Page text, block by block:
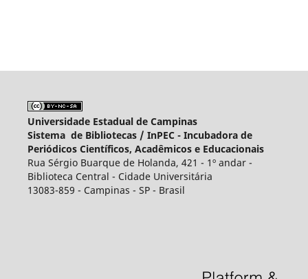
Universidade Estadual de Campinas
Sistema de Bibliotecas / InPEC - Incubadora de
Periódicos Científicos, Acadêmicos e Educacionais
Rua Sérgio Buarque de Holanda, 421 - 1º andar -
Biblioteca Central - Cidade Universitária
13083-859 - Campinas - SP - Brasil